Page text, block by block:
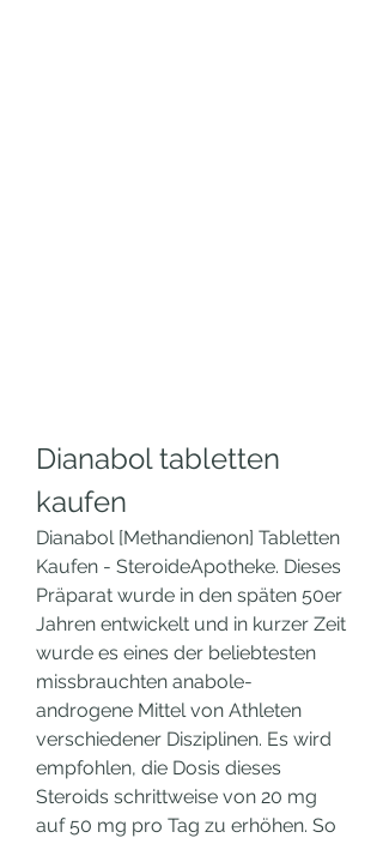
Dianabol tabletten
kaufen
Dianabol [Methandienon] Tabletten
Kaufen - SteroideApotheke. Dieses
Präparat wurde in den späten 50er
Jahren entwickelt und in kurzer Zeit
wurde es eines der beliebtesten
missbrauchten anabole-
androgene Mittel von Athleten
verschiedener Disziplinen. Es wird
empfohlen, die Dosis dieses
Steroids schrittweise von 20 mg
auf 50 mg pro Tag zu erhöhen. So